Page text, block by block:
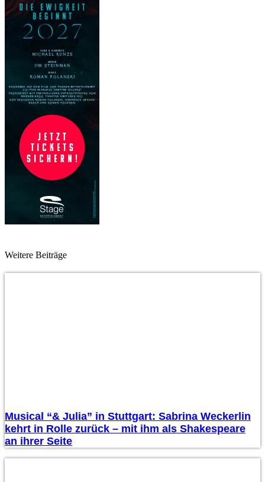
Weitere Beiträge
Musical “& Julia” in Stuttgart: Sabrina Weckerlin
kehrt in Rolle zurück – mit ihm als Shakespeare
an ihrer Seite